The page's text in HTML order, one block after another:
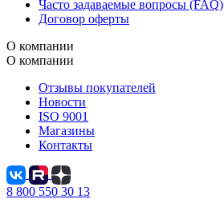
Часто задаваемые вопросы (FAQ)
Договор оферты
О компании
О компании
Отзывы покупателей
Новости
ISO 9001
Магазины
Контакты
8 800 550 30 13